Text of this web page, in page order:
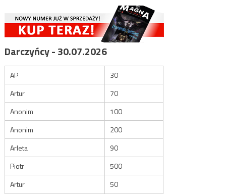
Darczyńcy - 30.07.2026
AP
30
Artur
70
Anonim
100
Anonim
200
Arleta
90
Piotr
500
Artur
50